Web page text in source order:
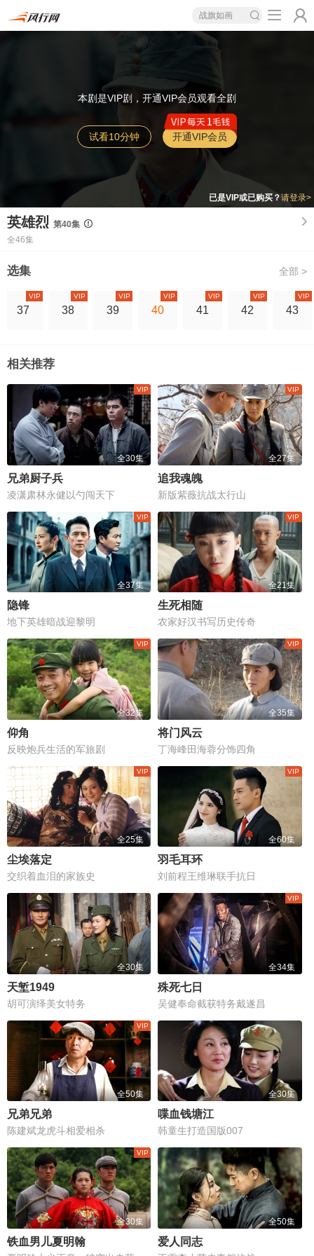
战旗如画
本剧是VIP剧，开通VIP会员观看全剧
试看10分钟 开通VIP会员
已是VIP或已购买？请登录>
英雄烈 第40集
全46集
选集 全部 >
37
VIP
38
VIP
39
VIP
40
VIP
41
VIP
42
VIP
43
VIP
相关推荐
全30集
兄弟厨子兵
凌潇肃林永健以勺闯天下
全27集
追我魂魄
新版紫薇抗战太行山
全37集
隐锋
地下英雄暗战迎黎明
全21集
生死相随
农家好汉书写历史传奇
全32集
仰角
反映炮兵生活的军旅剧
全35集
将门风云
丁海峰田海蓉分饰四角
全25集
尘埃落定
交织着血泪的家族史
全60集
羽毛耳环
刘前程王维琳联手抗日
全30集
天堑1949
胡可演绎美女特务
全34集
殊死七日
吴健奉命截获特务戴遂昌
全50集
兄弟兄弟
陈建斌龙虎斗相爱相杀
全30集
喋血钱塘江
韩童生打造国版007
全30集
铁血男儿夏明翰
全50集
爱人同志